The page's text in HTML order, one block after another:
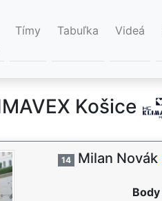
Tímy Tabuľka Videá
Košice
14 Milan Novák